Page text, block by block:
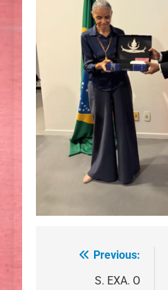
Navegação
Previous:
S. EXA. O